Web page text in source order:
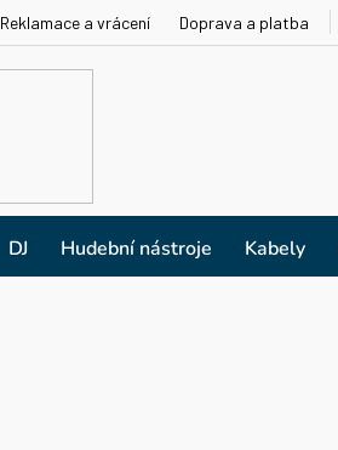
Reklamace a vrácení Doprava a platba
DJ Hudební nástroje Kabely